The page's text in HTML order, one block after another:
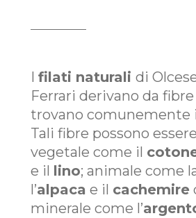
I filati naturali di
Ferrari derivano da fibre
trovano comunemente
Tali fibre possono
vegetale come il
e il lino; animale come
l’alpaca e il cachemire
minerale come l’